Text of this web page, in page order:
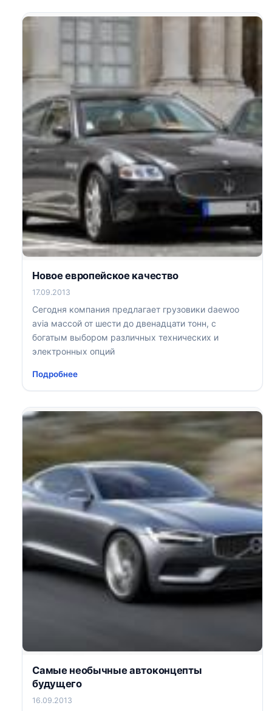
Новое европейское качество
17.09.2013
Сегодня компания предлагает грузовики daewoo
avia массой от шести до двенадцати тонн, с
богатым выбором различных технических и
электронных опций
Подробнее
Самые необычные автоконцепты
будущего
16.09.2013